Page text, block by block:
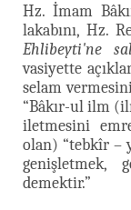
Hz. İmam
lakabını, Hz.
Ehlibeyti'ne
vasiyette
selam
“Bâkır-ul ilm
iletmesini
olan) “tebkîr –
genişletmek,
demektir.”